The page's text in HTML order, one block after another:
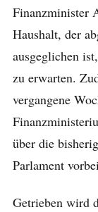
Finanzminister
Haushalt, der
ausgeglichen
zu erwarten.
vergangene
über die
Parlament
Getrieben wird